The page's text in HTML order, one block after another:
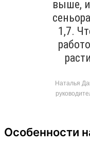
выше,
1,7.
Наталья
Особенности